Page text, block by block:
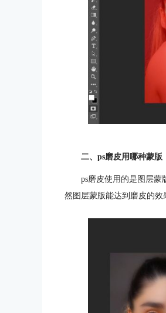
二、ps磨皮用哪种蒙版
ps磨皮使用的是图层
然图层蒙版能达到磨皮的效